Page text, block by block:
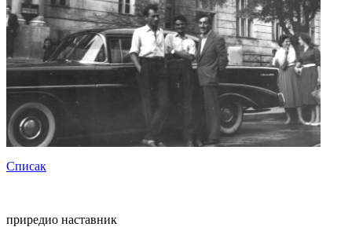
Списак
приредио наставник